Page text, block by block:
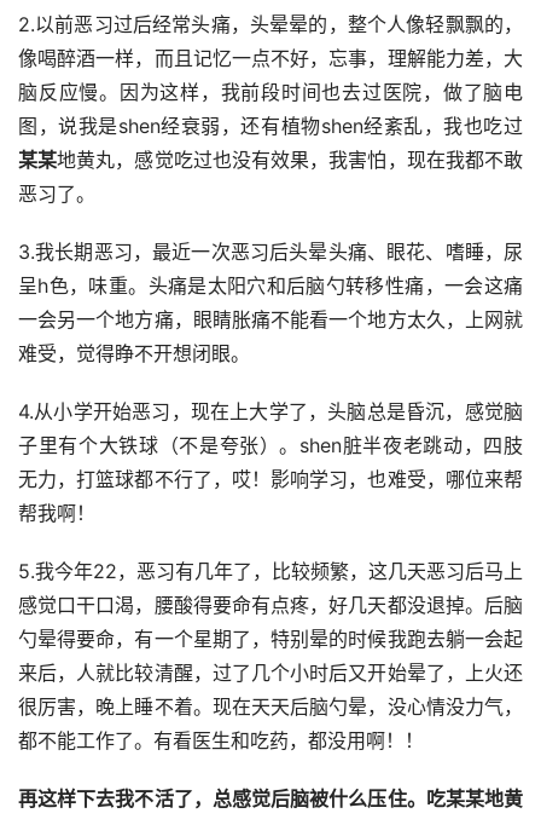
2.以前恶习过后经常头痛，头晕晕的，整个人像轻飘飘的，
像喝醉酒一样，而且记忆一点不好，忘事，理解能力差，大
脑反应慢。因为这样，我前段时间也去过医院，做了脑电
图，说我是shen经衰弱，还有植物shen经紊乱，我也吃过
某某地黄丸，感觉吃过也没有效果，我害怕，现在我都不敢
恶习了。
3.我长期恶习，最近一次恶习后头晕头痛、眼花、嗜睡，尿
呈h色，味重。头痛是太阳穴和后脑勺转移性痛，一会这痛
一会另一个地方痛，眼睛胀痛不能看一个地方太久，上网就
难受，觉得睁不开想闭眼。
4.从小学开始恶习，现在上大学了，头脑总是昏沉，感觉脑
子里有个大铁球（不是夸张）。shen脏半夜老跳动，四肢
无力，打篮球都不行了，哎！影响学习，也难受，哪位来帮
帮我啊！
5.我今年22，恶习有几年了，比较频繁，这几天恶习后马上
感觉口干口渴，腰酸得要命有点疼，好几天都没退掉。后脑
勺晕得要命，有一个星期了，特别晕的时候我跑去躺一会起
来后，人就比较清醒，过了几个小时后又开始晕了，上火还
很厉害，晚上睡不着。现在天天后脑勺晕，没心情没力气，
都不能工作了。有看医生和吃药，都没用啊！！
再这样下去我不活了，总感觉后脑被什么压住。吃某某地黄